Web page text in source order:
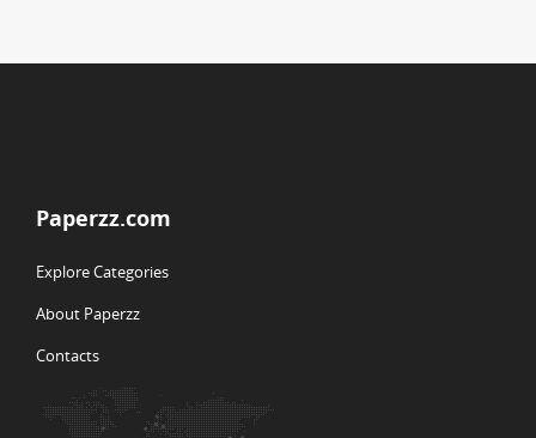
Paperzz.com
Explore Categories
About Paperzz
Contacts